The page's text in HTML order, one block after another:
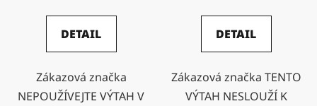
DETAIL
Zákazová značka
NEPOUŽÍVEJTE VÝTAH V
DETAIL
Zákazová značka TENTO
VÝTAH NESLOUŽÍ K